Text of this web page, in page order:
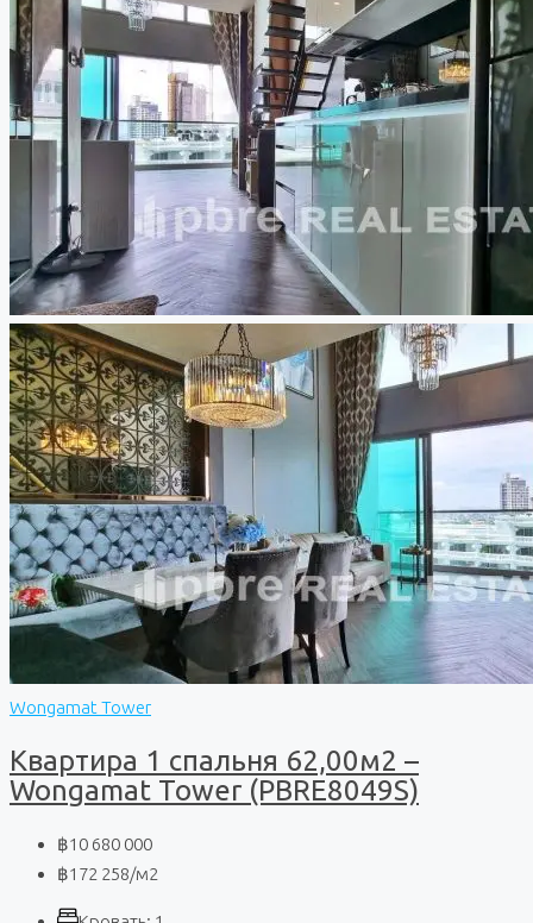
Wongamat Tower
Квартира 1 спальня 62,00м2 –
Wongamat Tower (PBRE8049S)
฿10 680 000
฿172 258/м2